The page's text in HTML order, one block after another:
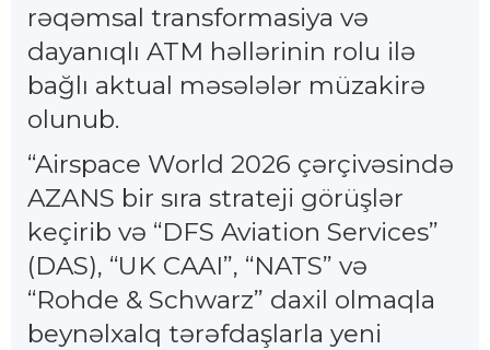
rəqəmsal transformasiya və
dayanıqlı ATM həllərinin rolu ilə
bağlı aktual məsələlər müzakirə
olunub.
“Airspace World 2026 çərçivəsində
AZANS bir sıra strateji görüşlər
keçirib və “DFS Aviation Services”
(DAS), “UK CAAI”, “NATS” və
“Rohde & Schwarz” daxil olmaqla
beynəlxalq tərəfdaşlarla yeni